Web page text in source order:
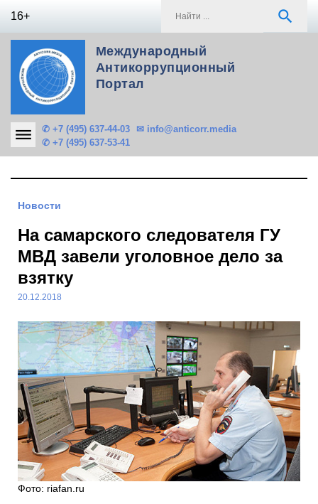
16+ search
Международный
Антикоррупционный
Портал
✆ +7 (495) 637-44-03
✆ +7 (495) 637-53-41
✉ info@anticorr.media
Новости
На самарского следователя ГУ
МВД завели уголовное дело за
взятку
20.12.2018
Фото: riafan.ru